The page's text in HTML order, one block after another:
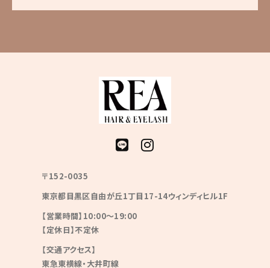
〒152-0035
東京都目黒区自由が丘1丁目17-14ウィンディヒル1F
【営業時間】10:00〜19:00
【定休日】不定休
【交通アクセス】
東急東横線・大井町線